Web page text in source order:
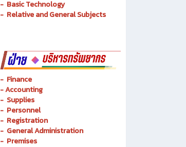
- Basic Technology
- Relative and General Subjects
- Finance
-Accounting
- Supplies
- Personnel
- Registration
- General Administration
- Premises